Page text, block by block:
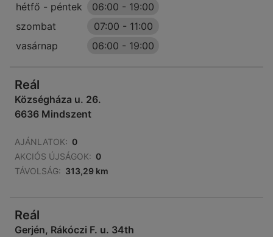
hétfő - péntek
06:00 - 19:00
szombat
07:00 - 11:00
vasárnap
06:00 - 19:00
Reál
Községháza u. 26.
6636 Mindszent
AJÁNLATOK: 0
AKCIÓS ÚJSÁGOK: 0
TÁVOLSÁG: 313,29 km
Reál
Gerjén, Rákóczi F. u. 34th